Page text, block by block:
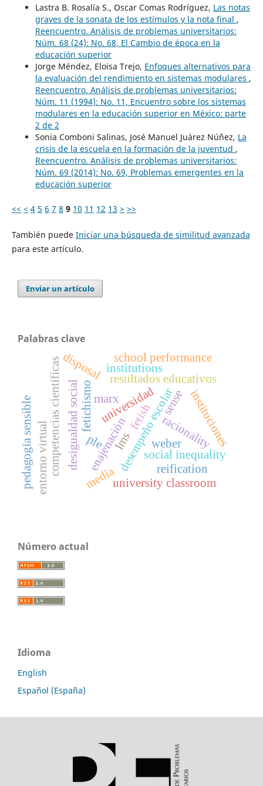
Lastra B. Rosalía S., Oscar Comas Rodríguez, Las notas
graves de la sonata de los estímulos y la nota final ,
Reencuentro. Análisis de problemas universitarios:
Núm. 68 (24): No. 68, El Cambio de época en la
educación superior
Jorge Méndez, Eloisa Trejo, Enfoques alternativos para
la evaluación del rendimiento en sistemas modulares ,
Reencuentro. Análisis de problemas universitarios:
Núm. 11 (1994): No. 11, Encuentro sobre los sistemas
modulares en la educación superior en México: parte
2 de 2
Sonia Comboni Salinas, José Manuel Juárez Núñez, La
crisis de la escuela en la formación de la juventud ,
Reencuentro. Análisis de problemas universitarios:
Núm. 69 (2014): No. 69, Problemas emergentes en la
educación superior
<< < 4 5 6 7 8 9 10 11 12 13 > >>
También puede Iniciar una búsqueda de similitud avanzada
para este artículo.
Enviar un artículo
Palabras clave
universidad
fetichismo
resultados educativos
desempeño escolar
social inequality
desigualdad social racionality
weber
institutions
instituciones
fetish
disposal
reification
enajenación
marx
media
competencias científicas ple lms
entorno virtual
school performance
pedagogía sensible university classroom
sense
Número actual
Idioma
English
Español (España)